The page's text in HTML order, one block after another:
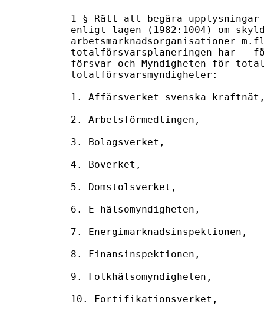
1 § Rätt att begära
enligt lagen (1982:1004) om
arbetsmarknadsorganisationer
totalförsvarsplaneringen har -
försvar och Myndigheten för
totalförsvarsmyndigheter:
1. Affärsverket svenska
2. Arbetsförmedlingen,
3. Bolagsverket,
4. Boverket,
5. Domstolsverket,
6. E-hälsomyndigheten,
7. Energimarknadsinspektionen,
8. Finansinspektionen,
9. Folkhälsomyndigheten,
10. Fortifikationsverket,